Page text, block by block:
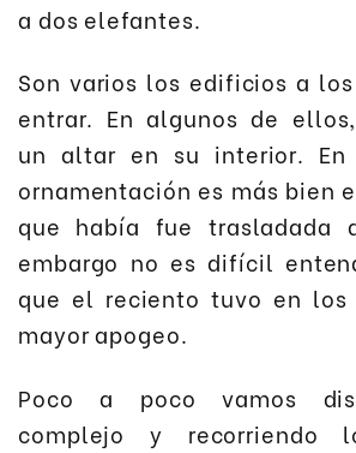
a dos elefantes.
Son varios los edificios a
entrar. En algunos de
un altar en su interior. En
ornamentación es más bien
que había fue trasladada
embargo no es difícil
que el reciento tuvo en los
mayor apogeo.
Poco a poco vamos
complejo y recorriendo